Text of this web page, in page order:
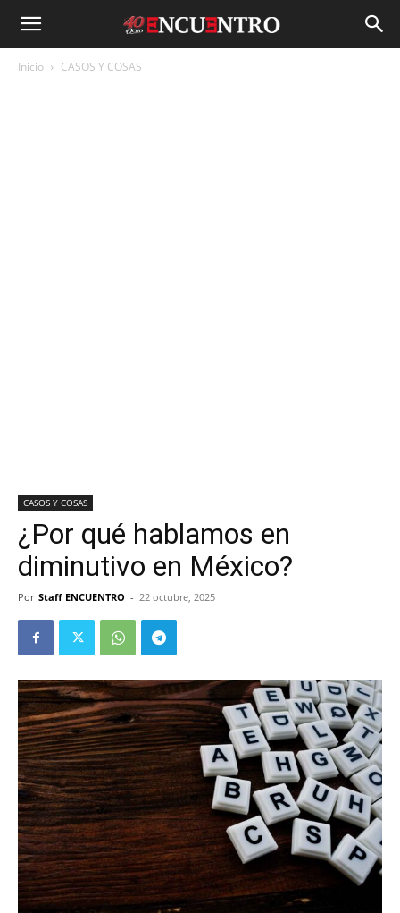
Inicio CASOS Y COSAS
CASOS Y COSAS
¿Por qué hablamos en
diminutivo en México?
Por Staff ENCUENTRO - 22 octubre, 2025